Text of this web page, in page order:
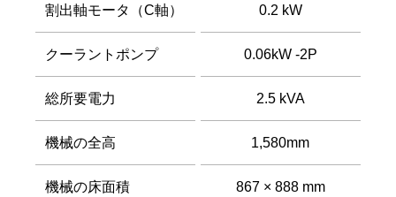
割出軸モータ（C軸） 0.2 kW
クーラントポンプ 0.06kW -2P
総所要電力 2.5 kVA
機械の全高 1,580mm
機械の床面積 867 × 888 mm